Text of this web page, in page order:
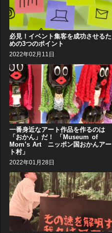
必見！イベント集客を成功させるた
めの3つのポイント
2022年02月11日
一番身近なアート作品を作るのは
「おかん」だ！ 「Museum of
Mom’s Art ニッポン国おかんアー
ト村」
2022年01月28日